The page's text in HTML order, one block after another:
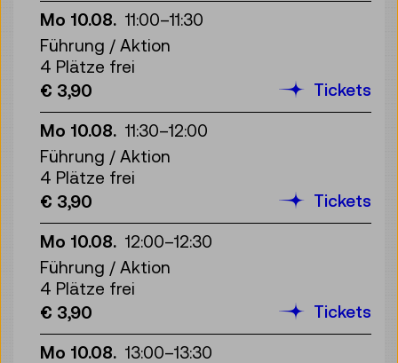
Mo 10.08. 11:00–11:30
Führung / Aktion
4 Plätze frei
€ 3,90
Tickets
Mo 10.08. 11:30–12:00
Führung / Aktion
4 Plätze frei
€ 3,90
Tickets
Mo 10.08. 12:00–12:30
Führung / Aktion
4 Plätze frei
€ 3,90
Tickets
Mo 10.08. 13:00–13:30